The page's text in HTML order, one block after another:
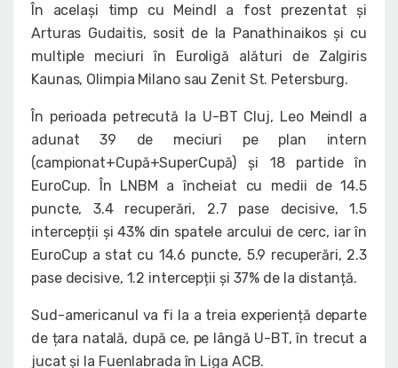
În același timp cu Meindl a fost prezentat și
Arturas Gudaitis, sosit de la Panathinaikos și cu
multiple meciuri în Euroligă alături de Zalgiris
Kaunas, Olimpia Milano sau Zenit St. Petersburg.
În perioada petrecută la U-BT Cluj, Leo Meindl a
adunat 39 de meciuri pe plan intern
(campionat+Cupă+SuperCupă) și 18 partide în
EuroCup. În LNBM a încheiat cu medii de 14.5
puncte, 3.4 recuperări, 2.7 pase decisive, 1.5
intercepții și 43% din spatele arcului de cerc, iar în
EuroCup a stat cu 14.6 puncte, 5.9 recuperări, 2.3
pase decisive, 1.2 intercepții și 37% de la distanță.
Sud-americanul va fi la a treia experiență departe
de țara natală, după ce, pe lângă U-BT, în trecut a
jucat și la Fuenlabrada în Liga ACB.